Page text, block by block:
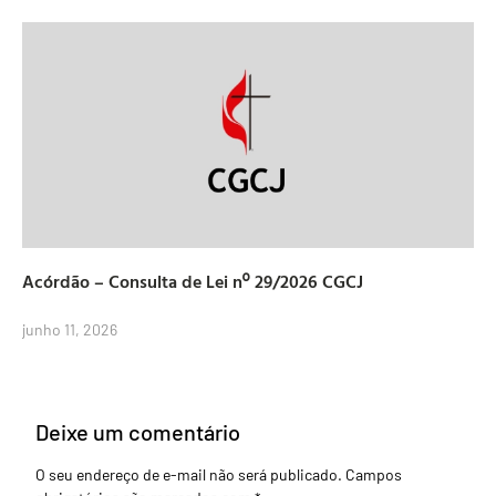
Acórdão – Consulta de Lei nº 29/2026 CGCJ
junho 11, 2026
Deixe um comentário
O seu endereço de e-mail não será publicado. Campos